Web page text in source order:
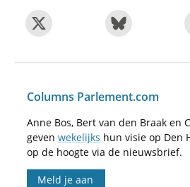
Columns Parlement.com
Anne Bos, Bert van den Braak en
geven wekelijks hun visie op Den
op de hoogte via de nieuwsbrief.
Meld je aan